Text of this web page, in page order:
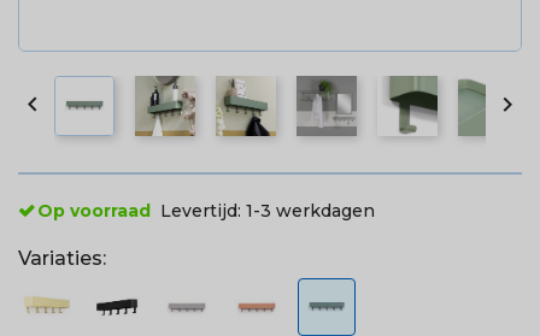
 
Op voorraad Levertijd: 1-3 werkdagen
Variaties: